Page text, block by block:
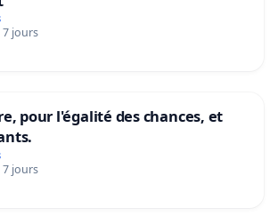
jours
pour l'égalité des chances, et
jours